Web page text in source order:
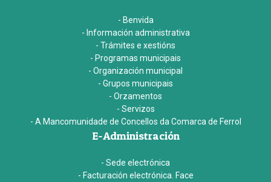
- Benvida
- Información administrativa
- Trámites e xestións
- Programas municipais
- Organización municipal
- Grupos municipais
- Orzamentos
- Servizos
- A Mancomunidade de Concellos da Comarca de Ferrol
E-Administración
- Sede electrónica
- Facturación electrónica. Face